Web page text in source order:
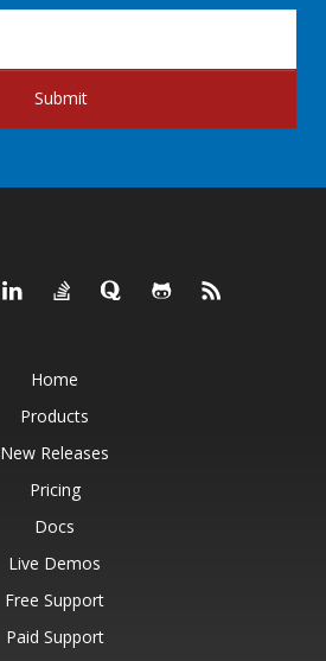
Submit
Home
Products
New Releases
Pricing
Docs
Live Demos
Free Support
Paid Support